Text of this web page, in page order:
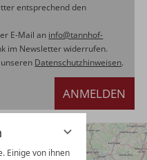
Einige von ihnen
entsprechend den
E-Mail an info@tannhof-
im Newsletter widerrufen.
Datenschutzhinweisen.
ANMELDEN